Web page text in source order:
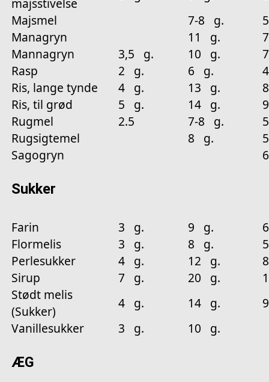
majsstivelse
Majsmel
7-8 g.
Managryn
11 g.
Mannagryn
3,5 g. 10 g.
Rasp
2 g. 6 g.
Ris, lange tynde
4 g. 13 g.
Ris, til grød
5 g. 14 g.
Rugmel
2.5 7-8 g.
Rugsigtemel
8 g.
Sagogryn
Sukker
Farin 3 g. 9 g.
Flormelis
3 g. 8 g.
Perlesukker
4 g. 12 g.
Sirup
7 g. 20 g.
Stødt melis
(Sukker)
4 g. 14 g.
Vanillesukker
3 g. 10 g.
ÆG